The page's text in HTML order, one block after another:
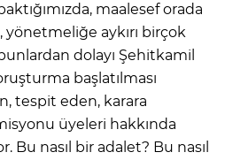
maalesef orada
yönetmeliğe aykırı birçok
dolayı Şehitkamil
başlatılması
tespit eden, karara
üyeleri hakkında
Bu nasıl bir adalet? Bu nasıl